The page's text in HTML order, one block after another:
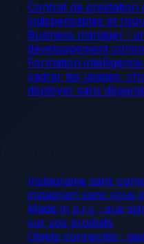
Contrat de prestation
indispensables et
Business manager :
développement
Formation
cadrer les usages,
déployer sans
Instagrame sans
instagram sans vous
Made in p.r.c : que
sur vos produits
Objets connectés :